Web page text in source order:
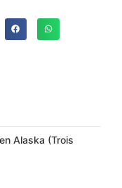
Alaska (Trois